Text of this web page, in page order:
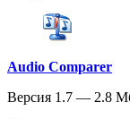
Audio Comparer
Версия 1.7 — 2.8